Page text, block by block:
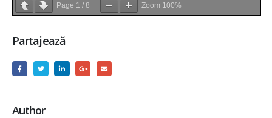
Page 1 / 8 Zoom 100%
Partajează
Author